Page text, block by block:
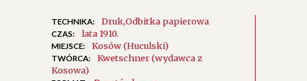
TECHNIKA: DrukOdbitka papierowa
CZAS: lata 1910.
MIEJSCE: Kosów (Huculski)
TWÓRCA:
Kwetschner (wydawca z
Kosowa)